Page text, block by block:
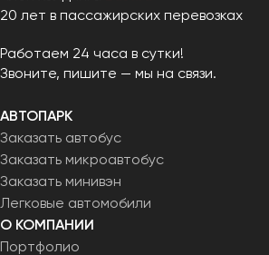
20 лет в пассажирских перевозках
Работаем 24 часа в сутки!
Звоните, пишите — мы на связи.
АВТОПАРК
Заказать автобус
Заказать микроавтобус
Заказать минивэн
Легковые автомобили
О КОМПАНИИ
Портфолио